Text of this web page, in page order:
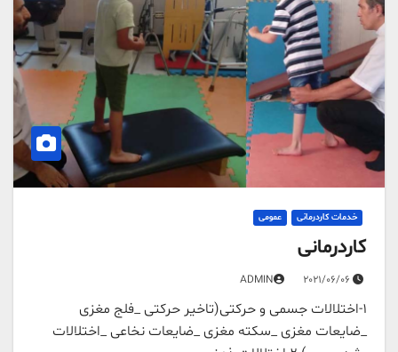
خدمات کاردرمانی عمومی
کاردرمانی
2021/06/06
ADMIN
1-اختلالات جسمی و حرکتی(تاخیر حرکتی _فلج مغزی
_ضایعات مغزی _سکته مغزی _ضایعات نخاعی _اختلالات